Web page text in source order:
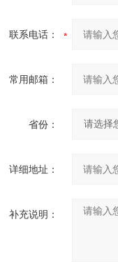
联系电话：
常用邮箱：
省份：
详细地址：
补充说明：